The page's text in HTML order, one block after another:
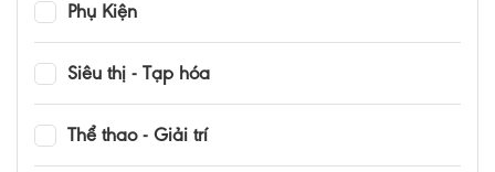
Phụ Kiện
Siêu thị - Tạp hóa
Thể thao - Giải trí